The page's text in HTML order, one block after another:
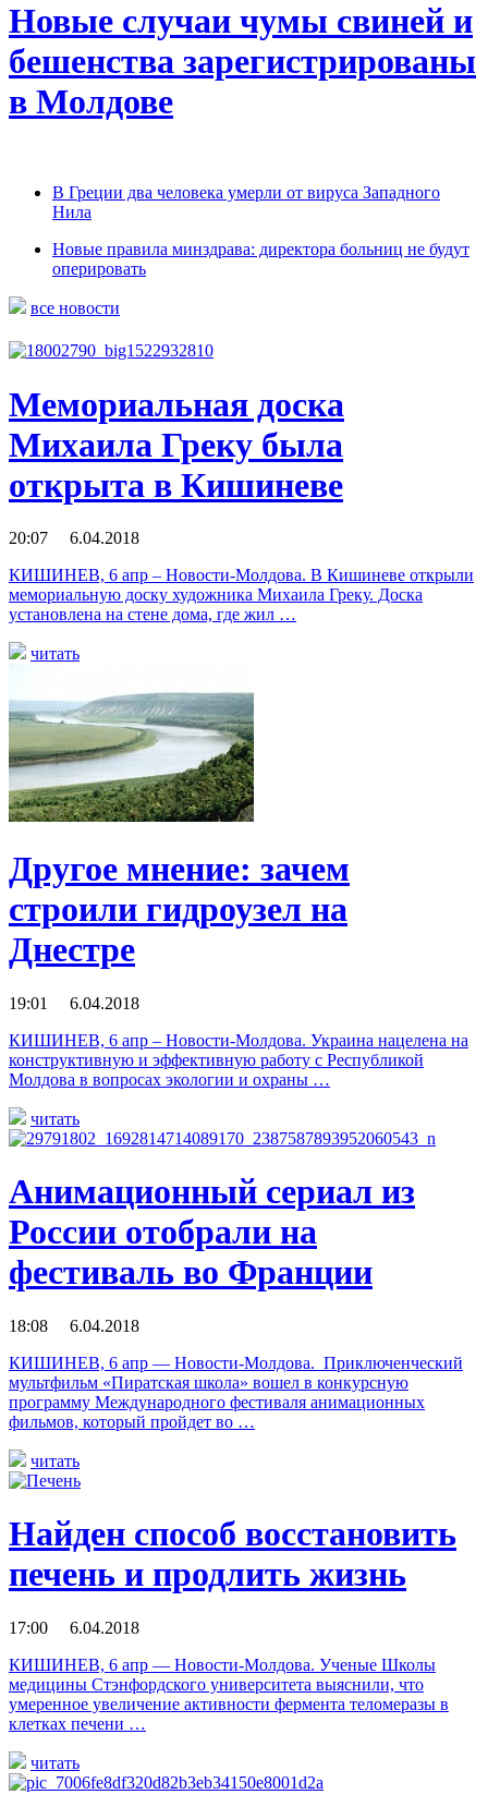
Новые случаи чумы свиней и
бешенства зарегистрированы
в Молдове
В Греции два человека умерли от вируса Западного
Нила
Новые правила минздрава: директора больниц не будут
оперировать
все новости
Мемориальная доска
Михаилa Греку была
открыта в Кишиневе
20:07 6.04.2018
КИШИНЕВ, 6 апр – Новости-Молдова. В Кишиневе открыли
мемориальную доску художника Михаила Греку. Доска
установлена на стене дома, где жил …
читать
Другое мнение: зачем
строили гидроузел на
Днестре
19:01 6.04.2018
КИШИНЕВ, 6 апр – Новости-Молдова. Украина нацелена на
конструктивную и эффективную работу с Республикой
Молдова в вопросах экологии и охраны …
читать
Анимационный сериал из
России отобрали на
фестиваль во Франции
18:08 6.04.2018
КИШИНЕВ, 6 апр — Новости-Молдова. Приключенческий
мультфильм «Пиратская школа» вошел в конкурсную
программу Международного фестиваля анимационных
фильмов, который пройдет во …
читать
Найден способ восстановить
печень и продлить жизнь
17:00 6.04.2018
КИШИНЕВ, 6 апр — Новости-Молдова. Ученые Школы
медицины Стэнфордского университета выяснили, что
умеренное увеличение активности фермента теломеразы в
клетках печени …
читать